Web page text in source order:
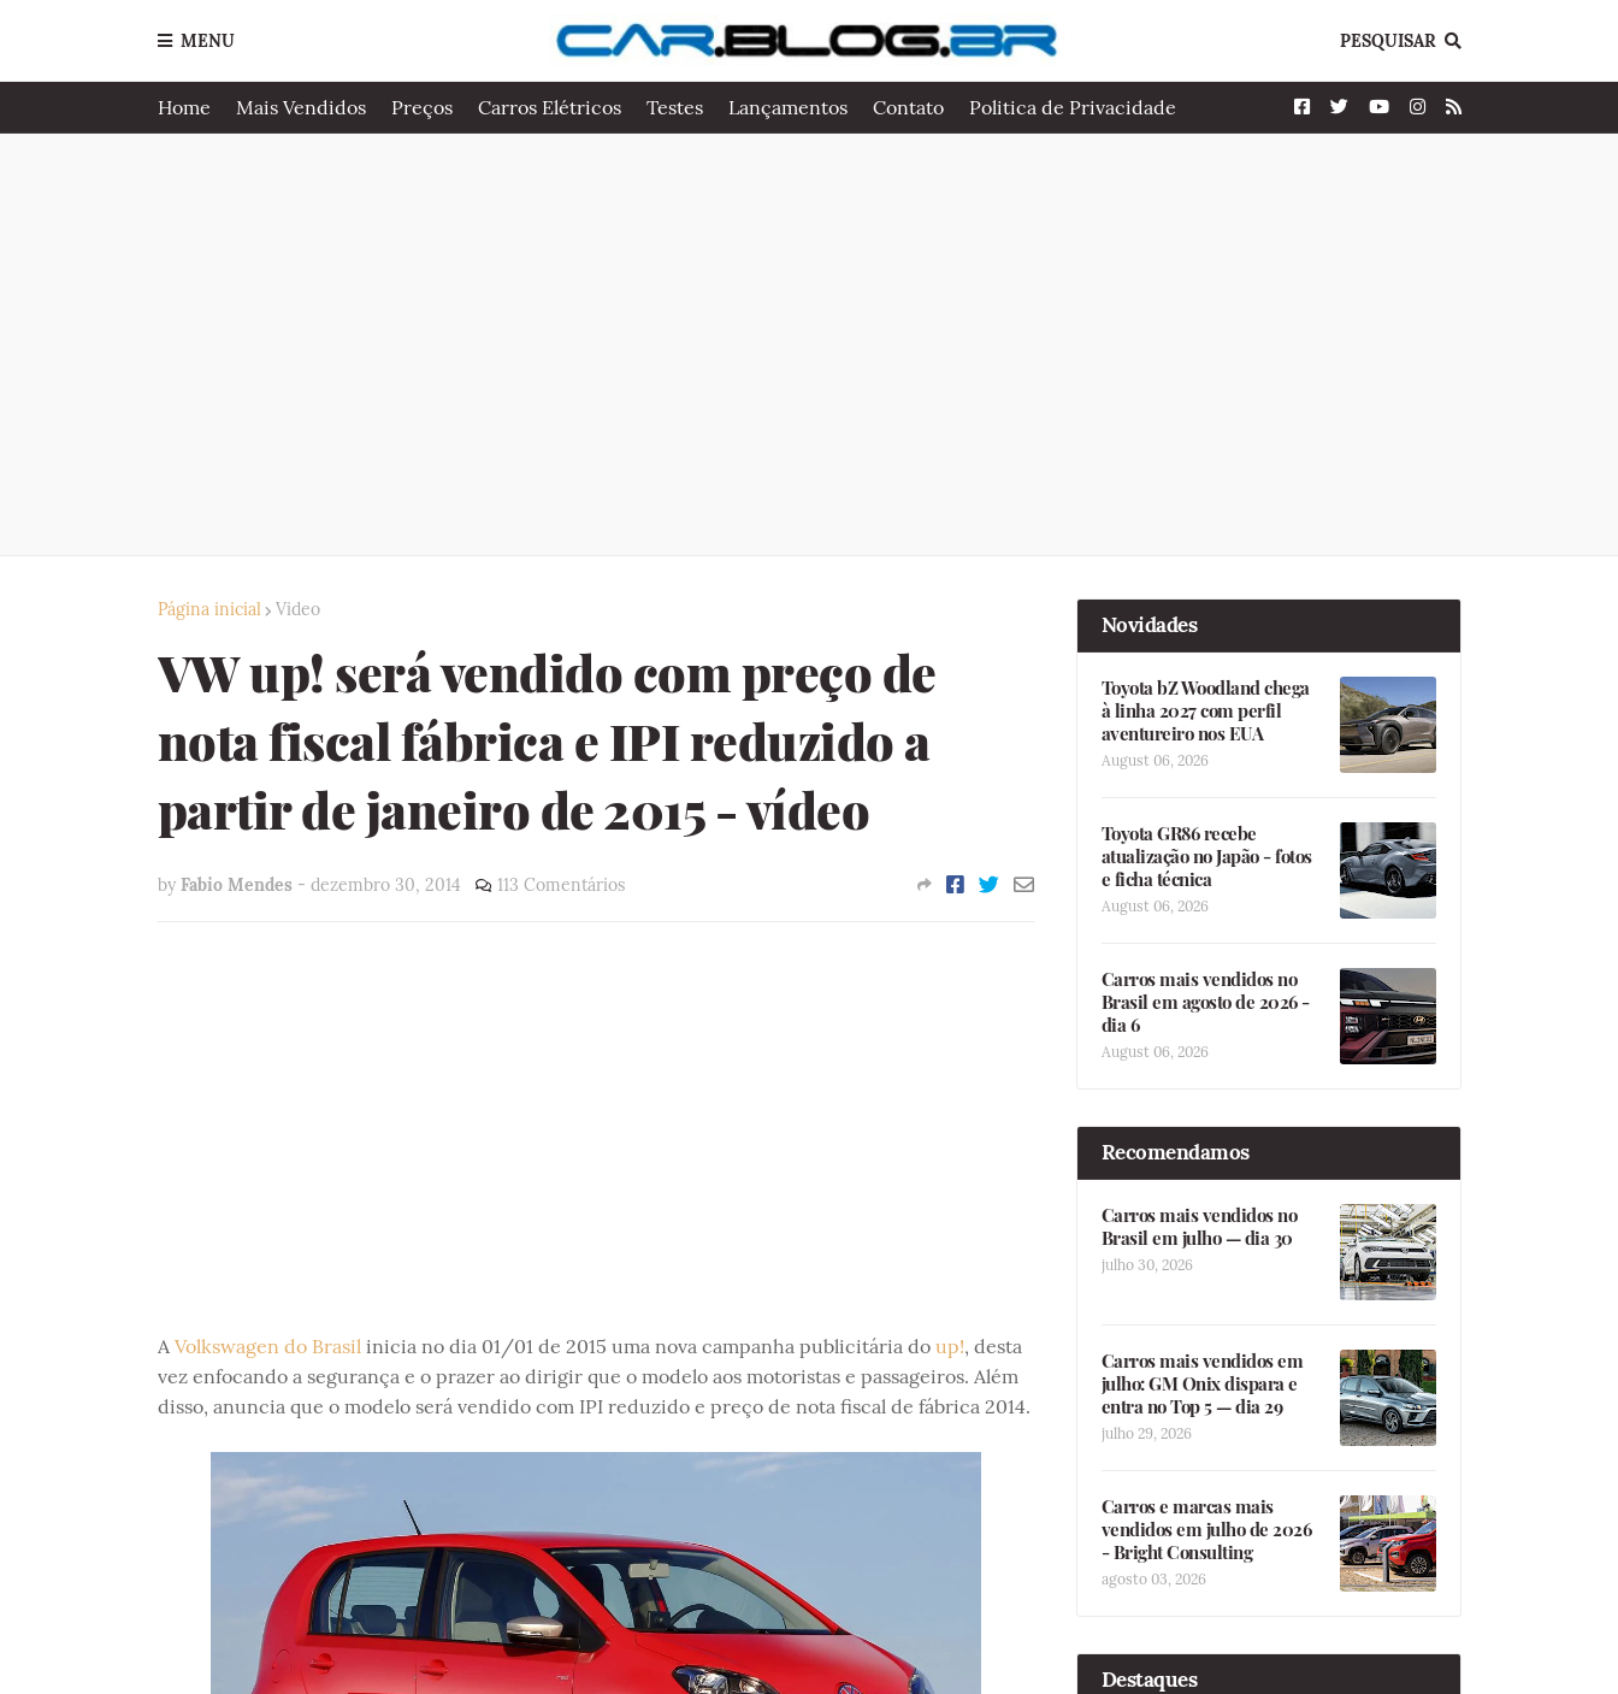
MENU PESQUISAR
Home Mais Vendidos Preços Carros Elétricos Testes Lançamentos Contato Politica de Privacidade
Página inicial Video
VW up! será vendido com preço de
nota fiscal fábrica e IPI reduzido a
partir de janeiro de 2015 - vídeo
by Fabio Mendes - dezembro 30, 2014 113 Comentários
A Volkswagen do Brasilinicia no dia 01/01 de 2015 uma nova campanha publicitária do up!, desta
vez enfocando a segurança e o prazer ao dirigir que o modelo aos motoristas e passageiros. Além
disso, anuncia que o modelo será vendido com IPI reduzido e preço de nota fiscal de fábrica 2014.
Novidades
Toyota bZ Woodland chega
à linha 2027 com perfil
aventureiro nos EUA
August 06, 2026
Toyota GR86 recebe
atualização no Japão - fotos
e ficha técnica
August 06, 2026
Carros mais vendidos no
Brasil em agosto de 2026 -
dia 6
August 06, 2026
Recomendamos
Carros mais vendidos no
Brasil em julho — dia 30
julho 30, 2026
Carros mais vendidos em
julho: GM Onix dispara e
entra no Top 5 — dia 29
julho 29, 2026
Carros e marcas mais
vendidos em julho de 2026
- Bright Consulting
agosto 03, 2026
Destaques